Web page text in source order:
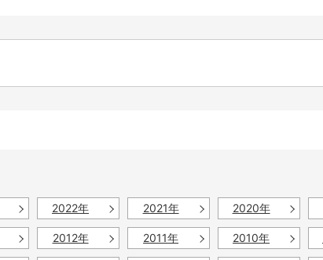
2022年 2021年 2020年
2012年 2011年 2010年